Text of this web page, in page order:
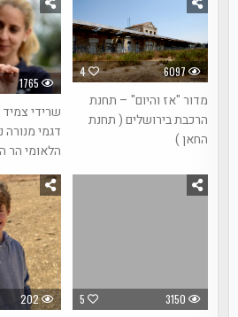
1765
שרידי
דגמי מנורה
הלאומי הר
4 6097
מדור "אז והיום" – תחנת
הרכבת בירושלים ( תחנת
החאן )
202 5 3150